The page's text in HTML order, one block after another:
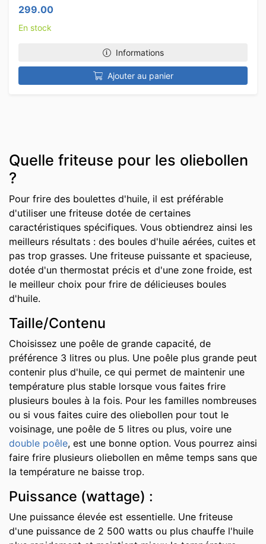
299.00
En stock
Informations
Ajouter au panier
Quelle friteuse pour les oliebollen
?
Pour frire des boulettes d'huile, il est préférable
d'utiliser une friteuse dotée de certaines
caractéristiques spécifiques. Vous obtiendrez ainsi les
meilleurs résultats : des boules d'huile aérées, cuites et
pas trop grasses. Une friteuse puissante et spacieuse,
dotée d'un thermostat précis et d'une zone froide, est
le meilleur choix pour frire de délicieuses boules
d'huile.
Taille/Contenu
Choisissez une poêle de grande capacité, de
préférence 3 litres ou plus. Une poêle plus grande peut
contenir plus d'huile, ce qui permet de maintenir une
température plus stable lorsque vous faites frire
plusieurs boules à la fois. Pour les familles nombreuses
ou si vous faites cuire des oliebollen pour tout le
voisinage, une poêle de 5 litres ou plus, voire une
double poêle, est une bonne option. Vous pourrez ainsi
faire frire plusieurs oliebollen en même temps sans que
la température ne baisse trop.
Puissance (wattage) :
Une puissance élevée est essentielle. Une friteuse
d'une puissance de 2 500 watts ou plus chauffe l'huile